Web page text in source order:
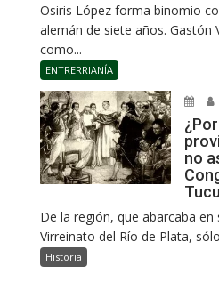
Osiris López forma binomio
alemán de siete años. Gastón
como...
ENTRERRIANÍA
no
De la región, que abarcaba
Virreinato del Río de Plata,
Historia